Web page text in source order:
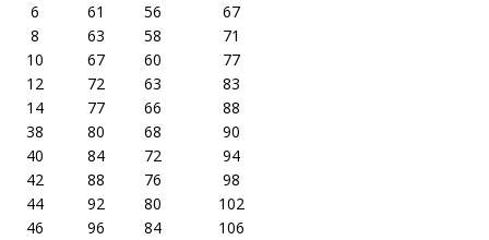
6 61 56 67
8 63 58 71
10 67 60 77
12 72 63 83
14 77 66 88
38 80 68 90
40 84 72 94
42 88 76 98
44 92 80 102
46 96 84 106